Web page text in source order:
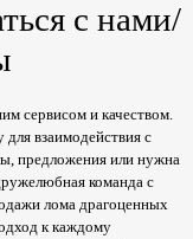
с нами/
сервисом и качеством.
взаимодействия с
предложения или нужна
команда с
лома драгоценных
к каждому